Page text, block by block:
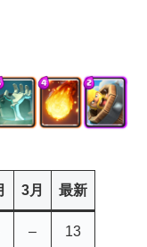
3月 最新
– 13